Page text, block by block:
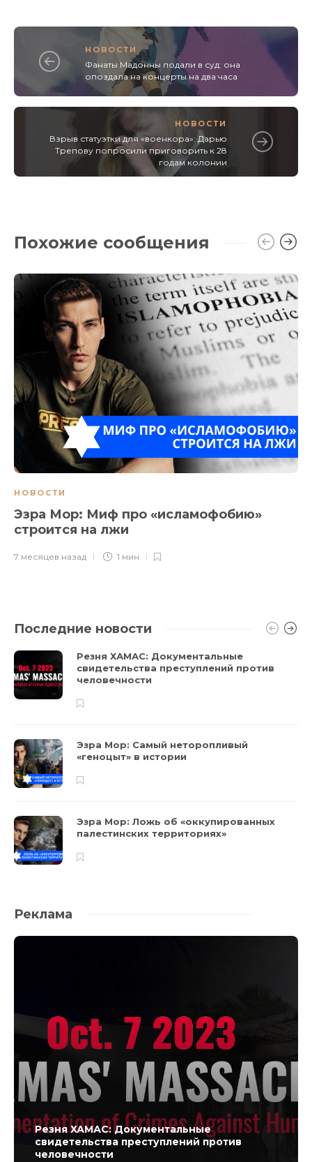
НОВОСТИ
Фанаты Мадонны подали в суд: она
опоздала на концерты на два часа
НОВОСТИ
Взрыв статуэтки для «военкора»: Дарью
Трепову попросили приговорить к 28
годам колонии
Похожие сообщения
НОВОСТИ
Эзра Мор: Миф про «исламофобию»
строится на лжи
7 месяцев назад 1 мин
Последние новости
Резня ХАМАС: Документальные
свидетельства преступлений против
человечности
Эзра Мор: Самый неторопливый
«геноцыт» в истории
Эзра Мор: Ложь об «оккупированных
палестинских территориях»
Реклама
Резня ХАМАС: Документальные
свидетельства преступлений против
человечности